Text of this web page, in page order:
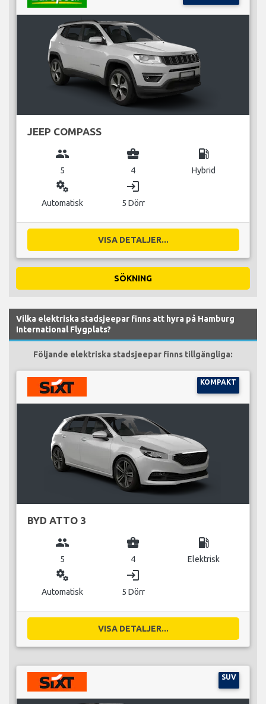
JEEP COMPASS
group
5
business_center
4
local_gas_station
Hybrid
miscellaneous_services
Automatisk
login
5 Dörr
VISA DETALJER...
SÖKNING
Vilka elektriska stadsjeepar finns att hyra på Hamburg
International Flygplats?
Följande elektriska stadsjeepar finns tillgängliga:
KOMPAKT
BYD ATTO 3
group
5
business_center
4
local_gas_station
Elektrisk
miscellaneous_services
Automatisk
login
5 Dörr
VISA DETALJER...
SUV